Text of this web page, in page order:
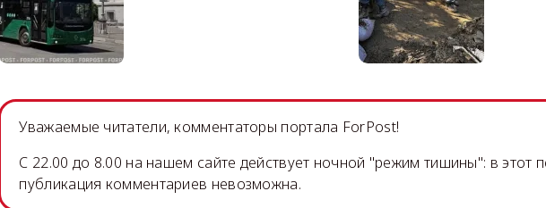
Уважаемые читатели, комментаторы портала ForPost!
C 22.00 до 8.00 на нашем сайте действует ночной "режим тишины": в этот
публикация комментариев невозможна.